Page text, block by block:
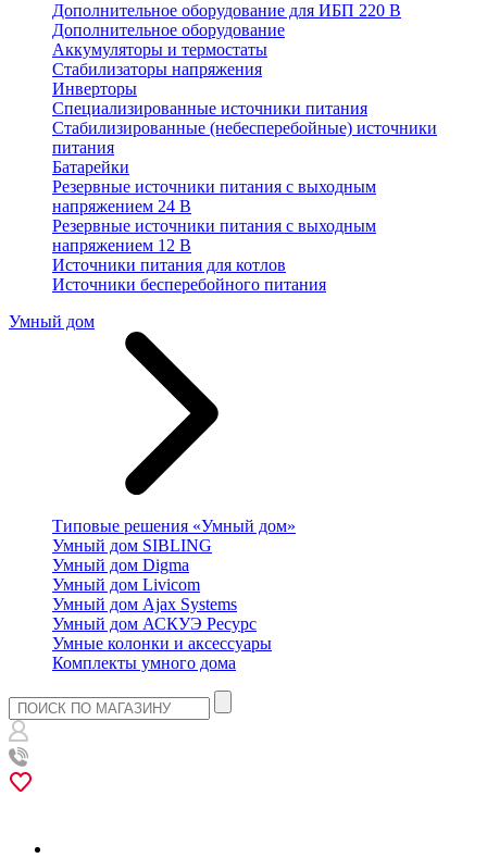
Дополнительное оборудование для ИБП 220 В
Дополнительное оборудование
Аккумуляторы и термостаты
Стабилизаторы напряжения
Инверторы
Специализированные источники питания
Стабилизированные (небесперебойные) источники
питания
Батарейки
Резервные источники питания с выходным
напряжением 24 В
Резервные источники питания с выходным
напряжением 12 В
Источники питания для котлов
Источники бесперебойного питания
Умный дом
Типовые решения «Умный дом»
Умный дом SIBLING
Умный дом Digma
Умный дом Livicom
Умный дом Ajax Systems
Умный дом АСКУЭ Ресурс
Умные колонки и аксессуары
Комплекты умного дома